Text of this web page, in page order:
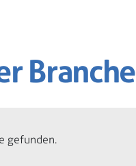
Branche
gefunden.